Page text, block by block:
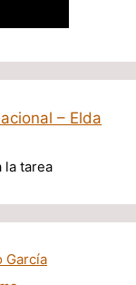
– Elda
la tarea
García